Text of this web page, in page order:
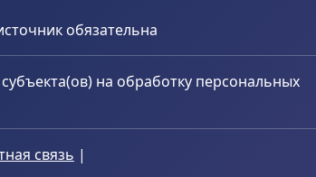
обязательна
на обработку персональных
связь |